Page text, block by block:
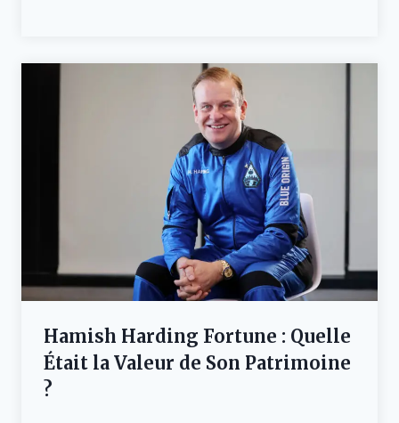
Hamish Harding Fortune : Quelle
Était la Valeur de Son Patrimoine
?